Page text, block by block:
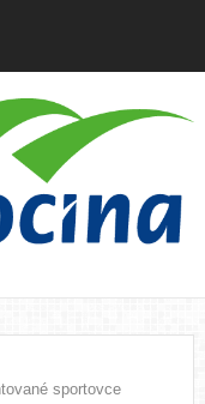
sportovce